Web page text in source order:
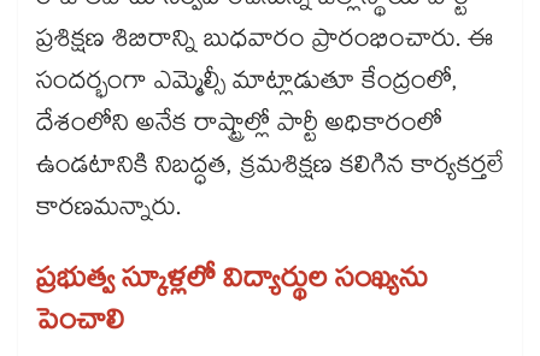
ప్రశిక్షణ శిబిరాన్ని బుధవారం ప్రారంభించారు. ఈ
సందర్భంగా ఎమ్మెల్సీ మాట్లాడుతూ కేంద్రంలో,
దేశంలోని అనేక రాష్ట్రాల్లో పార్టీ అధికారంలో
ఉండటానికి నిబద్ధత, క్రమశిక్షణ కలిగిన కార్యకర్తలే
కారణమన్నారు.
ప్రభుత్వ స్కూళ్లలో విద్యార్థుల సంఖ్యను
పెంచాలి